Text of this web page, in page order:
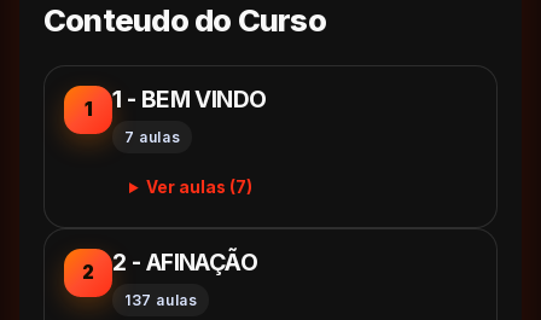
Conteudo do Curso
1 1 - BEM VINDO
7 aulas
Ver aulas (7)
2 2 - AFINAÇÃO
137 aulas